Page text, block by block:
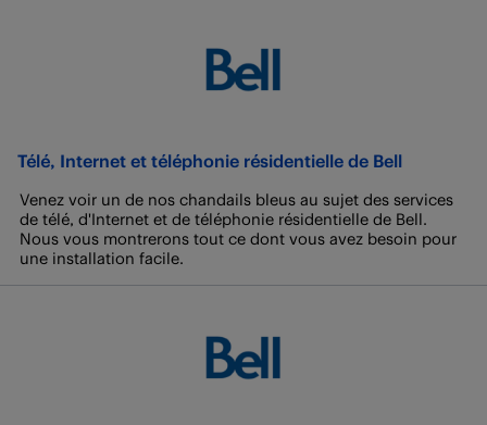
Télé, Internet et téléphonie résidentielle de Bell
Venez voir un de nos chandails bleus au sujet des services
de télé, d'Internet et de téléphonie résidentielle de Bell.
Nous vous montrerons tout ce dont vous avez besoin pour
une installation facile.